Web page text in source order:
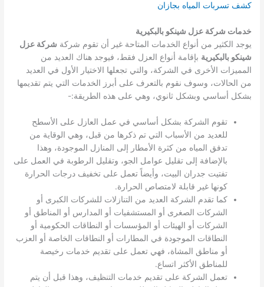
كشف تسربات المياه بجازان
خدمات شركة عزل شينكو بالبكيرية
يوجد الكثير من أنواع الخدمات المتاحة غير أن تقوم شركة شركة عزل
شينكو بالبكيرية بإقامة أنواع العزل فقط، فيوجد هناك العديد من
المميزات الأخرى في الشركة، والتي تجعلها الاختيار الأول في العديد
من الحالات، وسوف نقوم بالتعرف على أبرز الخدمات التي يتم تقديمها
بشكل أساسي وبشكل ثانوي، وهي على هذه الطريقة:-
تقوم الشركة بشكل أساسي في عمل العازل على الأسطح
للعديد من الأسباب التي تم ذكرها من قبل، وهي الوقاية من
تدفق المياه من كثرة الأمطار إلى المنازل الموجودة، وهذا
بالإضافة إلى تقليل عوامل الجو، وتقليل الرطوبة في العمل على
تفتيت جدران البيت، وأيضاً تعمل على تخفيف درجات الحرارة
كونها غير قابلة لامتصاص الحرارة.
كما تقدم الشركة العديد من التنازلات للشركات الكبرى أو
الشركات الصغرى أو المستشفيات أو المدارس أو المناطق أو
الشركات أو الهيئات أو المؤسسات أو النطاقات الحكومية أو
النطاقات الموجودة في المطارات أو النطاقات الخاصة أو العزب
أو مناطق المشاة، فهي تعمل على تقديم خدمات رخيصة
للمناطق الأكثر اتساع.
تعمل الشركة على تقديم خدمات التنظيف، وهذا قبل أن يتم